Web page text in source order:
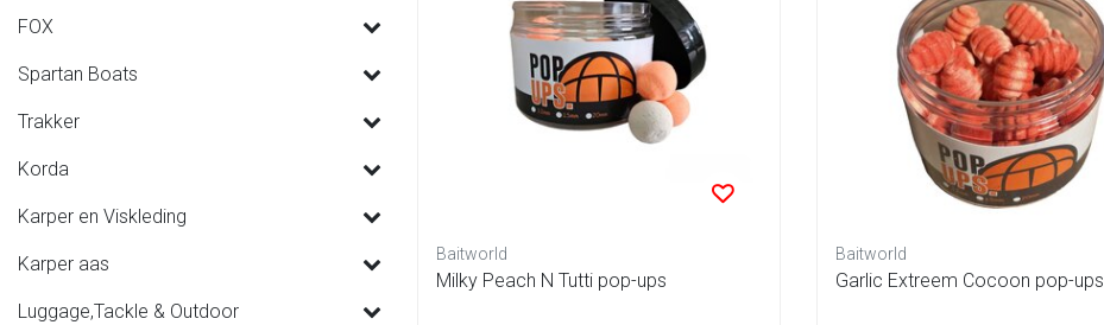
FOX
Spartan Boats
Trakker
Korda
Karper en Viskleding
Karper aas
Luggage,Tackle & Outdoor
Baitworld
Milky Peach N Tutti pop-ups
Baitworld
Garlic Extreem Cocoon pop-ups